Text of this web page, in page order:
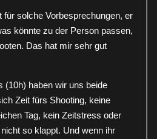
solche Vorbesprechungen, er
könnte zu der Person passen,
Das hat mir sehr gut
(10h) haben wir uns beide
Zeit fürs Shooting, keine
Tag, kein Zeitstress oder
so klappt. Und wenn ihr